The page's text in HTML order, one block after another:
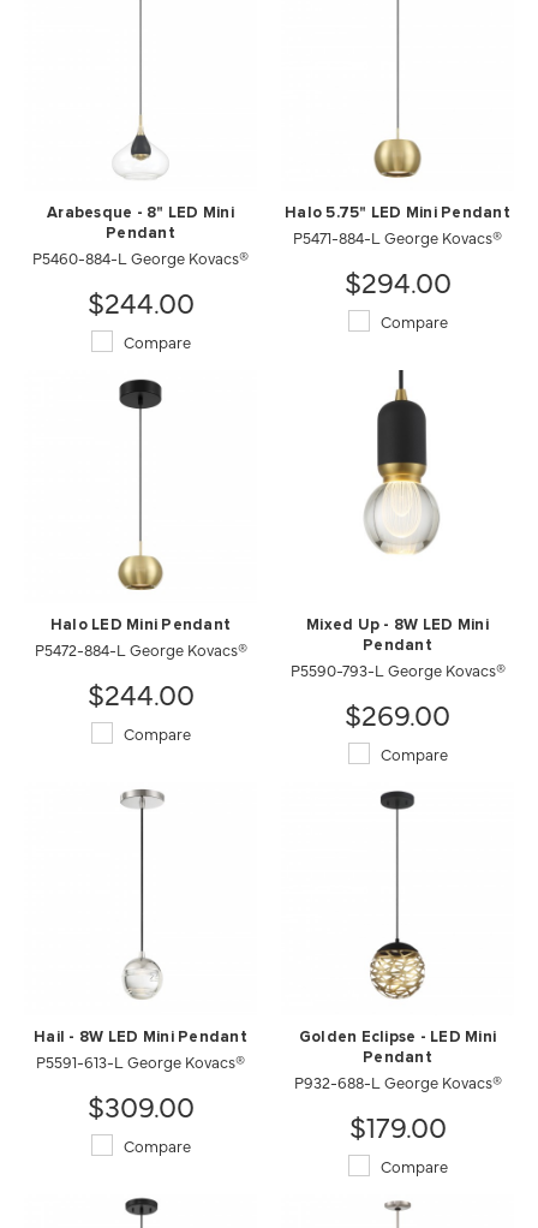
Arabesque - 8" LED Mini
Pendant
P5460-884-L George Kovacs®
$244.00
Compare
Halo 5.75" LED Mini Pendant
P5471-884-L George Kovacs®
$294.00
Compare
Halo LED Mini Pendant
P5472-884-L George Kovacs®
$244.00
Compare
Mixed Up - 8W LED Mini
Pendant
P5590-793-L George Kovacs®
$269.00
Compare
Hail - 8W LED Mini Pendant
P5591-613-L George Kovacs®
$309.00
Compare
Golden Eclipse - LED Mini
Pendant
P932-688-L George Kovacs®
$179.00
Compare